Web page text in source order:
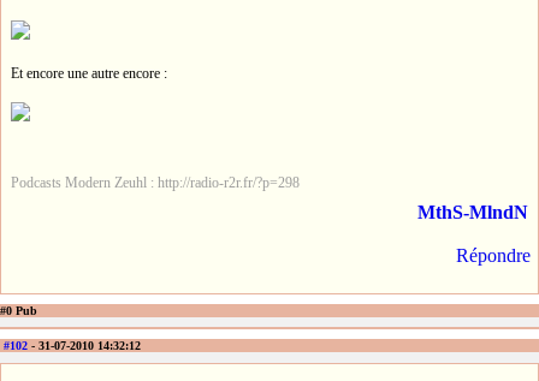
Et encore une autre encore :
Podcasts Modern Zeuhl : http://radio-r2r.fr/?p=298
MthS-MlndN
Répondre
#0 Pub
#102 - 31-07-2010 14:32:12